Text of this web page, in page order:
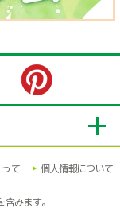
って 個人情報について
みます。